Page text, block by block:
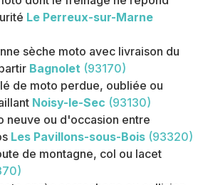
Le Perreux-sur-Marne
sèche moto avec livraison du
Bagnolet (93170)
de moto perdue, oubliée ou
Noisy-le-Sec (93130)
neuve ou d'occasion entre
Les Pavillons-sous-Bois (93320)
de montagne, col ou lacet